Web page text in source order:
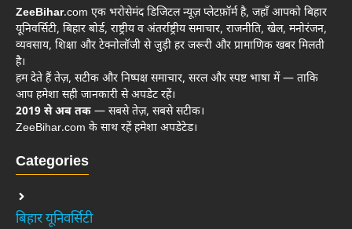
ZeeBihar.com एक भरोसेमंद डिजिटल न्यूज़ प्लेटफ़ॉर्म है, जहाँ आपको बिहार
यूनिवर्सिटी, बिहार बोर्ड, राष्ट्रीय व अंतर्राष्ट्रीय समाचार, राजनीति, खेल, मनोरंजन,
व्यवसाय, शिक्षा और टेक्नोलॉजी से जुड़ी हर जरूरी और प्रामाणिक खबर मिलती
है।
हम देते हैं तेज़, सटीक और निष्पक्ष समाचार, सरल और स्पष्ट भाषा में — ताकि
आप हमेशा सही जानकारी से अपडेट रहें।
2019 से अब तक — सबसे तेज़, सबसे सटीक।
ZeeBihar.com के साथ रहें हमेशा अपडेटेड।
Categories
बिहार यूनिवर्सिटी